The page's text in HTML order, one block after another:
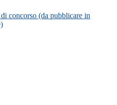
concorso (da pubblicare in